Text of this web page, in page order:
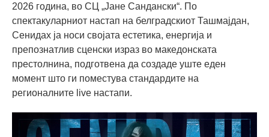
2026 година, во СЦ „Јане Сандански“. По
спектакуларниот настап на белградскиот Ташмајдан,
Сенидах ја носи својата естетика, енергија и
препознатлив сценски израз во македонската
престолнина, подготвена да создаде уште еден
момент што ги поместува стандардите на
регионалните live настапи.